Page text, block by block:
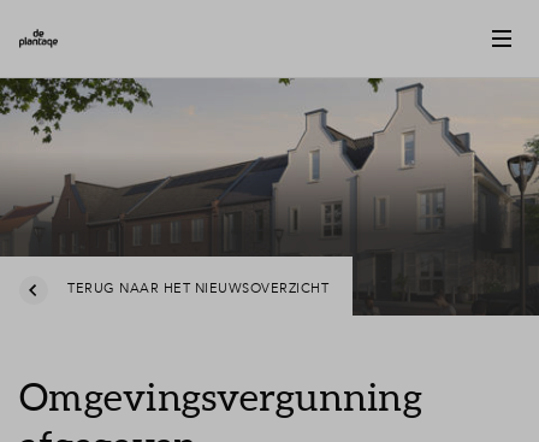
TERUG NAAR HET NIEUWSOVERZICHT
Omgevingsvergunning